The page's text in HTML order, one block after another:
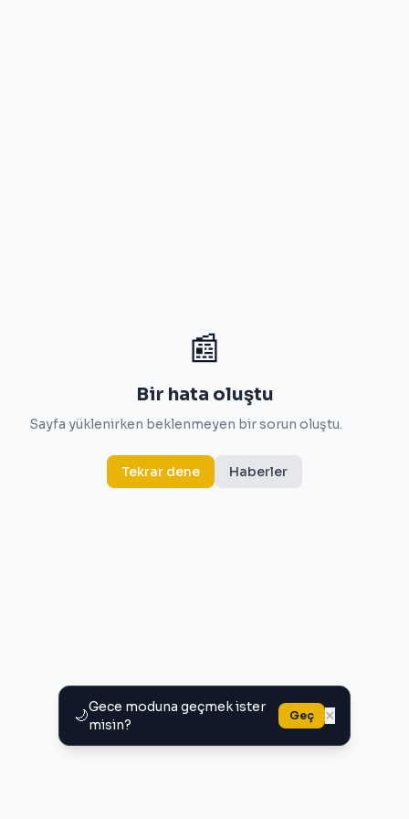
🌙Gece moduna geçmek ister
misin?
Geç ×
📰
Bir hata oluştu
Sayfa yüklenirken beklenmeyen bir sorun oluştu.
Tekrar dene Haberler